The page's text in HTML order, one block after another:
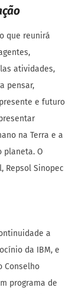
que reunirá
atividades,
pensar,
e futuro
na Terra e a
planeta. O
Repsol Sinopec
a
da IBM, e
Conselho
programa de